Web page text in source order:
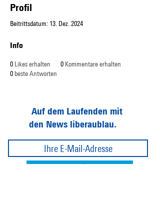
Profil
Beitrittsdatum: 13. Dez. 2024
Info
0 Likes erhalten 0 Kommentare erhalten
0 beste Antworten
Auf dem Laufenden mit
den News liberaublau.
Abonnieren